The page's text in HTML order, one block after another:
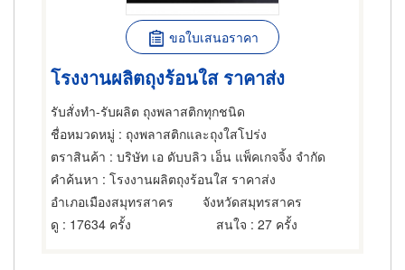
ขอใบเสนอราคา
โรงงานผลิตถุงร้อนใส ราคาส่ง
รับสั่งทำ-รับผลิต ถุงพลาสติกทุกชนิด
ชื่อหมวดหมู่ : ถุงพลาสติกและถุงใสโปร่ง
ตราสินค้า : บริษัท เอ ดับบลิว เอ็น แพ็คเกจจิ้ง จำกัด
คำค้นหา : โรงงานผลิตถุงร้อนใส ราคาส่ง
อำเภอเมืองสมุทรสาคร
จังหวัดสมุทรสาคร
ดู : 17634 ครั้ง สนใจ : 27 ครั้ง